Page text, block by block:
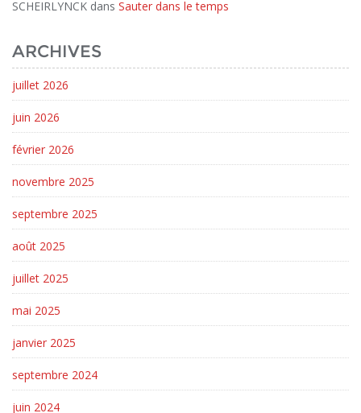
SCHEIRLYNCK dans Sauter dans le temps
ARCHIVES
juillet 2026
juin 2026
février 2026
novembre 2025
septembre 2025
août 2025
juillet 2025
mai 2025
janvier 2025
septembre 2024
juin 2024